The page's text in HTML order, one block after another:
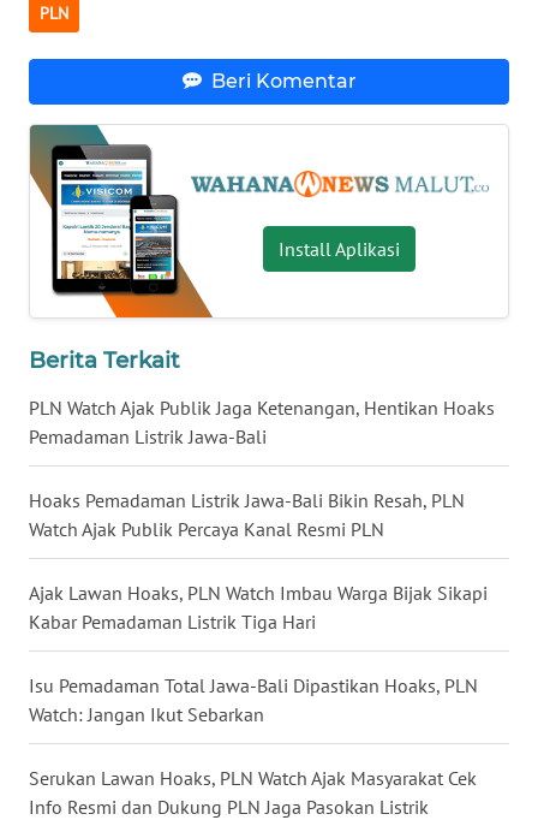
PLN
Beri Komentar
Install Aplikasi
Berita Terkait
PLN Watch Ajak Publik Jaga Ketenangan, Hentikan Hoaks
Pemadaman Listrik Jawa-Bali
Hoaks Pemadaman Listrik Jawa-Bali Bikin Resah, PLN
Watch Ajak Publik Percaya Kanal Resmi PLN
Ajak Lawan Hoaks, PLN Watch Imbau Warga Bijak Sikapi
Kabar Pemadaman Listrik Tiga Hari
Isu Pemadaman Total Jawa-Bali Dipastikan Hoaks, PLN
Watch: Jangan Ikut Sebarkan
Serukan Lawan Hoaks, PLN Watch Ajak Masyarakat Cek
Info Resmi dan Dukung PLN Jaga Pasokan Listrik
WN
WN
JOGJA
WN
JATIM
WN
BALI
WN
KALBAR
WN
KALTENG
WN
KALTARA
WN
KALSEL
WN
KALTIM